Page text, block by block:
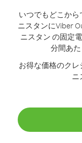
いつでもどこか
ニスタンにViber
ニスタン の固定
分間あた
お得な価格のク
ニ